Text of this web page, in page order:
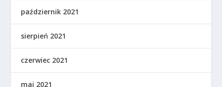
październik 2021
sierpień 2021
czerwiec 2021
maj 2021